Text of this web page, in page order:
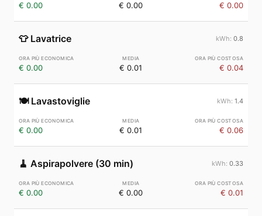
€ 0.00 € 0.00 € 0.00
👕 Lavatrice 0.8
€ 0.00 € 0.01 € 0.04
🍽️ Lavastoviglie 1.4
€ 0.00 € 0.01 € 0.06
🧹 Aspirapolvere (30 min) 0.33
€ 0.00 € 0.00 € 0.01